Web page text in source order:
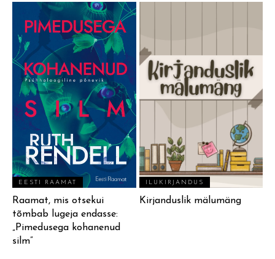
EESTI RAAMAT
Raamat, mis otsekui
tõmbab lugeja endasse:
„Pimedusega kohanenud
silm”
ILUKIRJANDUS
Kirjanduslik mälumäng